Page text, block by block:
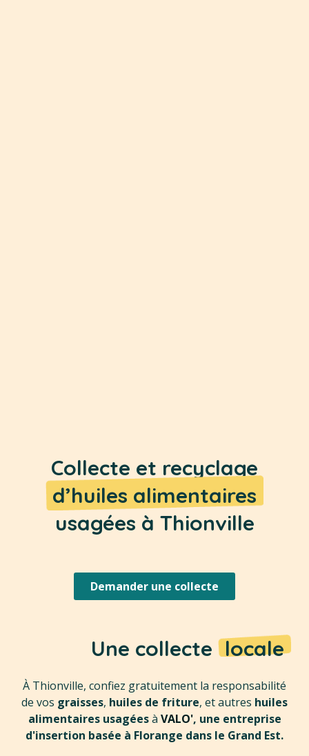
Collecte et recyclage
d’huiles alimentaires
usagées à Thionville
Demander une collecte
Une collecte locale
À Thionville, confiez gratuitement la responsabilité
de vos graisses, huiles de friture, et autres huiles
alimentaires usagéesà VALO', une entreprise
d'insertion basée à Florange dans le Grand Est.